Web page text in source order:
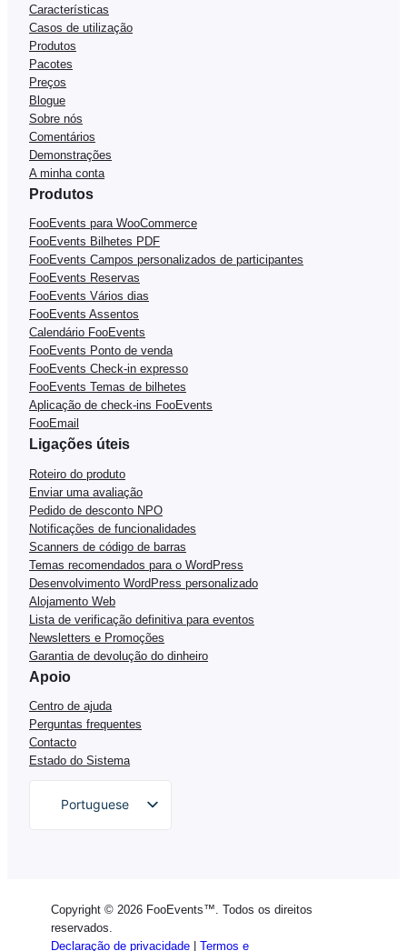
Características
Casos de utilização
Produtos
Pacotes
Preços
Blogue
Sobre nós
Comentários
Demonstrações
A minha conta
Produtos
FooEvents para WooCommerce
FooEvents Bilhetes PDF
FooEvents Campos personalizados de participantes
FooEvents Reservas
FooEvents Vários dias
FooEvents Assentos
Calendário FooEvents
FooEvents Ponto de venda
FooEvents Check-in expresso
FooEvents Temas de bilhetes
Aplicação de check-ins FooEvents
FooEmail
Ligações úteis
Roteiro do produto
Enviar uma avaliação
Pedido de desconto NPO
Notificações de funcionalidades
Scanners de código de barras
Temas recomendados para o WordPress
Desenvolvimento WordPress personalizado
Alojamento Web
Lista de verificação definitiva para eventos
Newsletters e Promoções
Garantia de devolução do dinheiro
Apoio
Centro de ajuda
Perguntas frequentes
Contacto
Estado do Sistema
Portuguese
Spanish
Copyright © 2026 FooEvents™. Todos os direitos
reservados.
Declaração de privacidade
Termos e